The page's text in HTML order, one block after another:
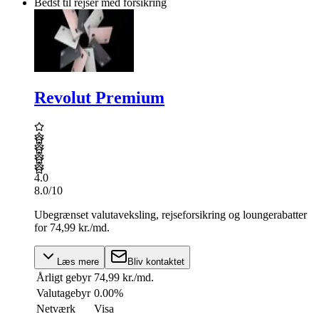
Revolut Premium
4.0
8.0/10
Ubegrænset valutaveksling, rejseforsikring og loungerabatter
for 74,99 kr./md.
Læs mere Bliv kontaktet
Årligt gebyr 74,99 kr./md.
Valutagebyr 0.00%
Netværk
Visa